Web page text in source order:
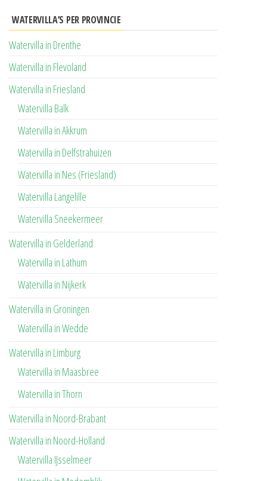
WATERVILLA’S PER PROVINCIE
Watervilla in Drenthe
Watervilla in Flevoland
Watervilla in Friesland
Watervilla Balk
Watervilla in Akkrum
Watervilla in Delfstrahuizen
Watervilla in Nes (Friesland)
Watervilla Langelille
Watervilla Sneekermeer
Watervilla in Gelderland
Watervilla in Lathum
Watervilla in Nijkerk
Watervilla in Groningen
Watervilla in Wedde
Watervilla in Limburg
Watervilla in Maasbree
Watervilla in Thorn
Watervilla in Noord-Brabant
Watervilla in Noord-Holland
Watervilla IJsselmeer